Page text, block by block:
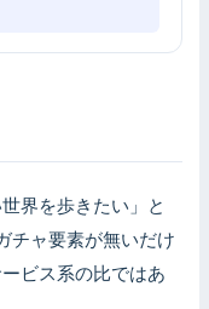
界を歩きたい」と
チャ要素が無いだけ
ビス系の比ではあ